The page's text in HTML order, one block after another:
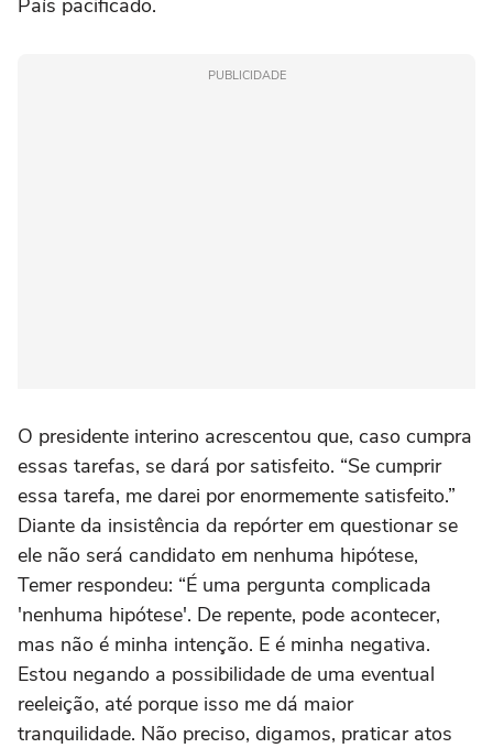
País pacificado.
PUBLICIDADE
O presidente interino acrescentou que, caso cumpra
essas tarefas, se dará por satisfeito. “Se cumprir
essa tarefa, me darei por enormemente satisfeito.”
Diante da insistência da repórter em questionar se
ele não será candidato em nenhuma hipótese,
Temer respondeu: “É uma pergunta complicada
'nenhuma hipótese'. De repente, pode acontecer,
mas não é minha intenção. E é minha negativa.
Estou negando a possibilidade de uma eventual
reeleição, até porque isso me dá maior
tranquilidade. Não preciso, digamos, praticar atos